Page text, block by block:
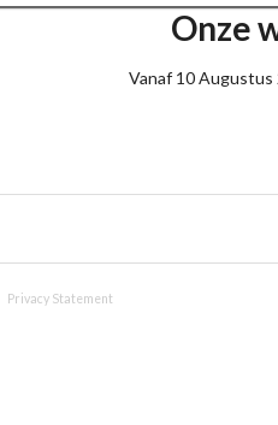
Onze
Vanaf 10
Privacy Statement